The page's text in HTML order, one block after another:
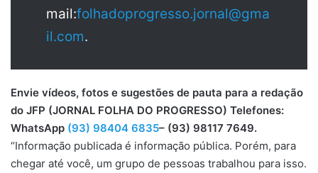
mail:folhadoprogresso.jornal@gma
il.com.
Envie vídeos, fotos e sugestões de pauta para a redação
do JFP (JORNAL FOLHA DO PROGRESSO) Telefones:
WhatsApp (93) 98404 6835– (93) 98117 7649.
“Informação publicada é informação pública. Porém, para
chegar até você, um grupo de pessoas trabalhou para isso.